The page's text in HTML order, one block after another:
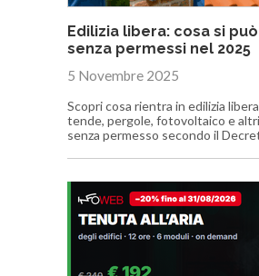
Edilizia libera: cosa si
senza permessi nel 2025
5 Novembre 2025
Scopri cosa rientra in edilizia
tende, pergole, fotovoltaico e
senza permesso secondo il